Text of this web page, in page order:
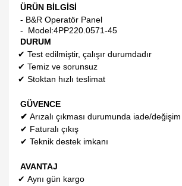
ÜRÜN BİLGİSİ
- B&R Operatör Panel
- Model:4PP220.0571-45
DURUM
✔ Test edilmiştir, çalışır durumdadır
✔ Temiz ve sorunsuz
✔ Stoktan hızlı teslimat
GÜVENCE
✔ Arızalı çıkması durumunda iade/değişim
✔ Faturalı çıkış
✔ Teknik destek imkanı
AVANTAJ
✔ Aynı gün kargo